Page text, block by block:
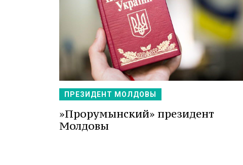
ПРЕЗИДЕНТ МОЛДОВЫ
»Прорумынский» президент
Молдовы